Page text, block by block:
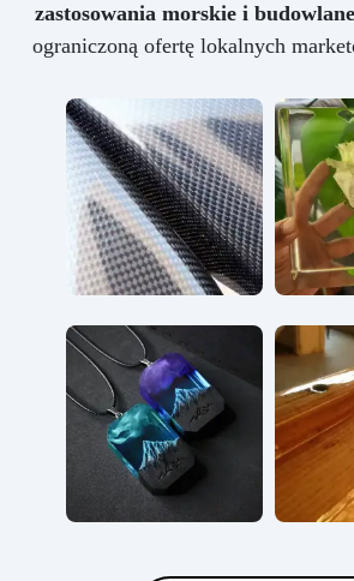
zastosowania morskie i budowlane
ograniczoną ofertę lokalnych